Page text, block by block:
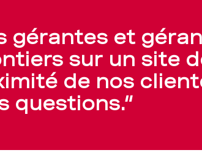
gérantes et
sur un site
de nos
questions.